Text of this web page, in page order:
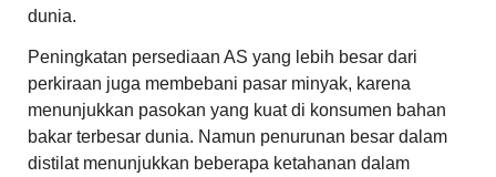
dunia.
Peningkatan persediaan AS yang lebih besar dari
perkiraan juga membebani pasar minyak, karena
menunjukkan pasokan yang kuat di konsumen bahan
bakar terbesar dunia. Namun penurunan besar dalam
distilat menunjukkan beberapa ketahanan dalam